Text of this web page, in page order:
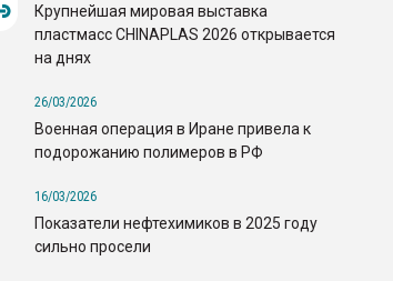
Крупнейшая мировая выставка
пластмасс CHINAPLAS 2026 открывается
на днях
26/03/2026
Военная операция в Иране привела к
подорожанию полимеров в РФ
16/03/2026
Показатели нефтехимиков в 2025 году
сильно просели